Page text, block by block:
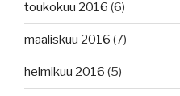
toukokuu 2016 (6)
maaliskuu 2016 (7)
helmikuu 2016 (5)